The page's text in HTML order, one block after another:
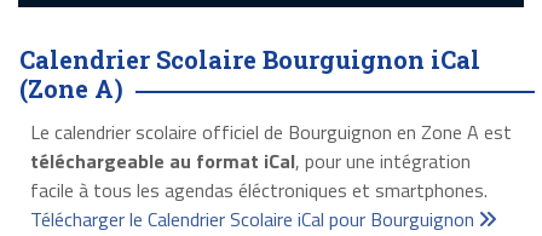
Calendrier Scolaire Bourguignon iCal
(Zone A)
Le calendrier scolaire officiel de Bourguignon en Zone A est
téléchargeable au format iCal, pour une intégration
facile à tous les agendas éléctroniques et smartphones.
Télécharger le Calendrier Scolaire iCal pour Bourguignon